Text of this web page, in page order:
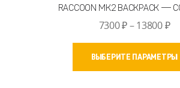
RACCOON MK2 BACKPACK —
7300₽– 13800₽
–
ВЫБЕРИТЕ ПАРАМЕТРЫ